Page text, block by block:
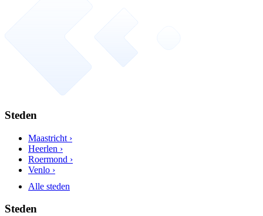
Steden
Maastricht ›
Heerlen ›
Roermond ›
Venlo ›
Alle steden
Steden